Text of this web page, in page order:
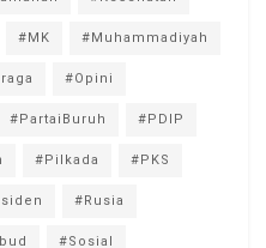
#MK #Muhammadiyah
#Opini
#PartaiBuruh #PDIP
#Pilkada #PKS
#Rusia
#Sosial